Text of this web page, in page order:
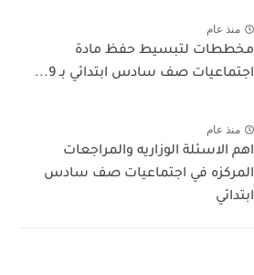
منذ عام
مخططات لتبسيط حفظ مادة
اجتماعيات صف سادس ابتدائي بـ 9...
منذ عام
اهم الاسئلة الوزاريه والمراجعات
المركزه في اجتماعيات صف سادس
ابتدائي